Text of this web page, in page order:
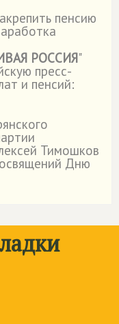
пенсию
РОССИЯ"
пресс-
и пенсий:
Тимошков
Дню